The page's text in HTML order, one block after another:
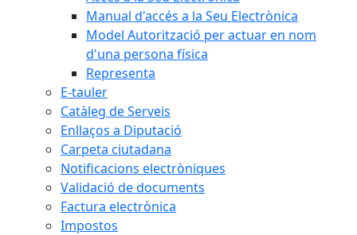
Manual d'accés a la Seu Electrònica
Model Autorització per actuar en nom
d'una persona física
Representa
E-tauler
Catàleg de Serveis
Enllaços a Diputació
Carpeta ciutadana
Notificacions electròniques
Validació de documents
Factura electrònica
Impostos